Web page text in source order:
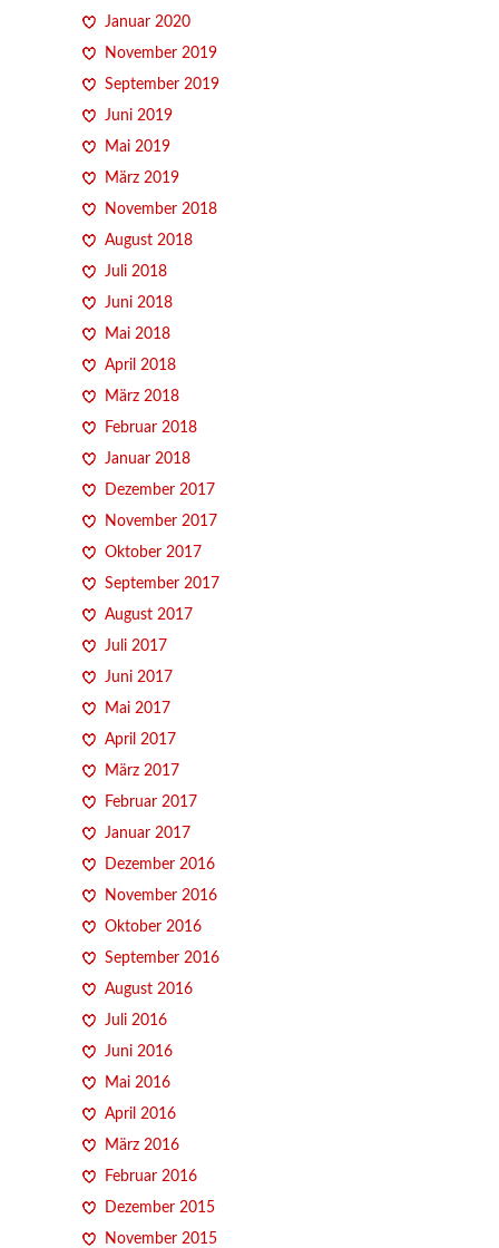
Januar 2020
November 2019
September 2019
Juni 2019
Mai 2019
März 2019
November 2018
August 2018
Juli 2018
Juni 2018
Mai 2018
April 2018
März 2018
Februar 2018
Januar 2018
Dezember 2017
November 2017
Oktober 2017
September 2017
August 2017
Juli 2017
Juni 2017
Mai 2017
April 2017
März 2017
Februar 2017
Januar 2017
Dezember 2016
November 2016
Oktober 2016
September 2016
August 2016
Juli 2016
Juni 2016
Mai 2016
April 2016
März 2016
Februar 2016
Dezember 2015
November 2015